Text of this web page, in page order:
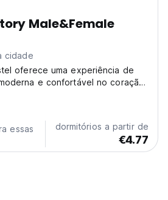
Male&Female
cidade
oferece uma experiência de
e confortável no coração
Waterfront, nosso hostel é a
viajantes, turistas, estudantes...
essas
dormitórios a partir de
€4.77